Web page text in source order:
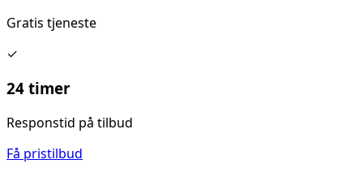
Gratis tjeneste
✓
24 timer
Responstid på tilbud
Få pristilbud